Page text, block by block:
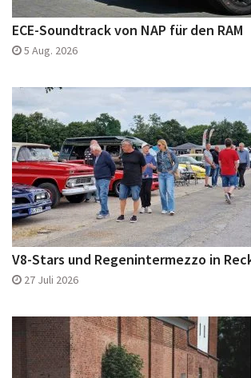
ECE-Soundtrack von NAP für den RAM
5 Aug. 2026
V8-Stars und Regenintermezzo in
27 Juli 2026